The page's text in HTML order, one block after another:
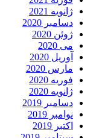
ژانویه 2021
دسامبر 2020
ژوئن 2020
می 2020
آوریل 2020
مارس 2020
فوریه 2020
ژانویه 2020
دسامبر 2019
نوامبر 2019
اکتبر 2019